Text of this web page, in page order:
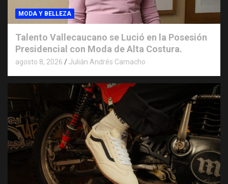
MODA Y BELLEZA
Talento Vallecaucano se Lució en la Posesión
Presidencial con Moda de Alta Costura.
agosto 8, 2026 Julián Andrés Camacho